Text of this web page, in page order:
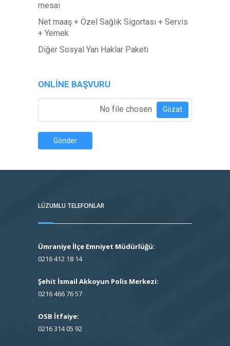
mesai
Net maaş + Özel Sağlık Sigortası + Servis
+ Yemek
Diğer Sosyal Yan Haklar Paketi
ONLINE BAŞVURU
No file chosen Gözat
Gönder
LÜZUMLU TELEFONLAR
Ümraniye İlçe Emniyet Müdürlüğü:
0216 412 18 14
Şehit İsmail Akkoyun Polis Merkezi:
0216 466 76 57
OSB İtfaiye:
0216 314 05 92